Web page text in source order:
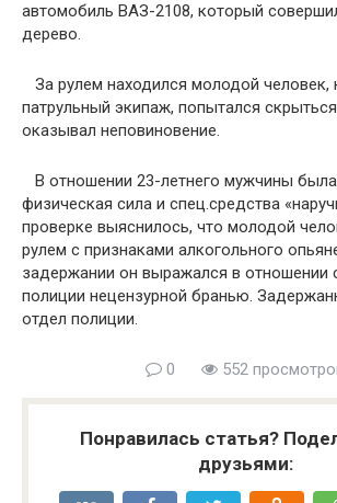
автомобиль ВАЗ-2108, который
дерево.
За рулем находился молодой человек,
патрульный экипаж, попытался
оказывал неповиновение.
В отношении 23-летнего мужчины
физическая сила и спец.средства
проверке выяснилось, что молодой
рулем с признаками алкогольного
задержании он выражался в отношении
полиции нецензурной бранью.
отдел полиции.
0 552
Понравилась статья?
друзьями: